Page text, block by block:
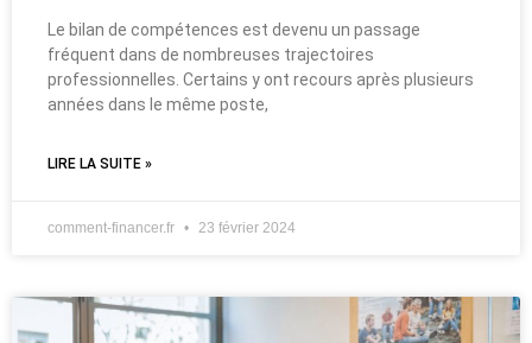
Le bilan de compétences est devenu un passage
fréquent dans de nombreuses trajectoires
professionnelles. Certains y ont recours après plusieurs
années dans le même poste,
LIRE LA SUITE »
comment-financer.fr 23 février 2024